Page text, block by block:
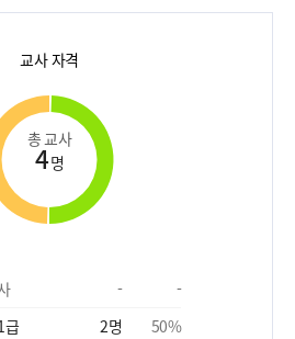
교사 자격
총 교사
4명
-
-
급
2명 50%